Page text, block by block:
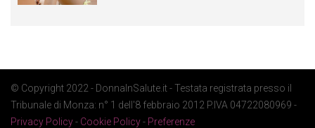
© Copyright 2022 - DonnaInSalute.it - Testata registrata presso il
Tribunale di Monza: n° 1 dell'8 febbraio 2012 P.IVA 04722080969 -
Privacy Policy- Cookie Policy- Preferenze